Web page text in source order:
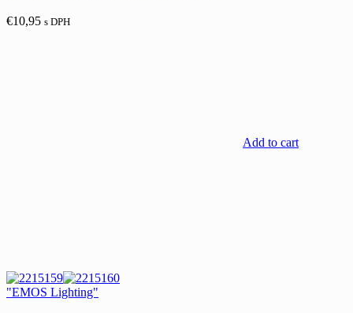
€10,95 s DPH
Add to cart
"EMOS Lighting"